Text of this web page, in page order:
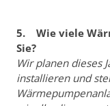
5. Wie viele
Sie?
Wir planen dieses
installieren und